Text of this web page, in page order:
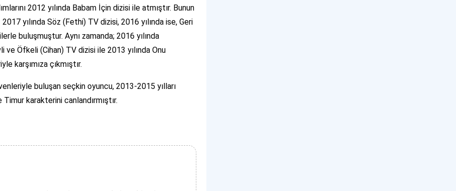
2012 yılında Babam İçin dizisi ile atmıştır. Bunun
yılında Söz (Fethi) TV dizisi, 2016 yılında ise, Geri
buluşmuştur. Aynı zamanda; 2016 yılında
ve Öfkeli (Cihan) TV dizisi ile 2013 yılında Onu
karşımıza çıkmıştır.
buluşan seçkin oyuncu, 2013-2015 yılları
karakterini canlandırmıştır.